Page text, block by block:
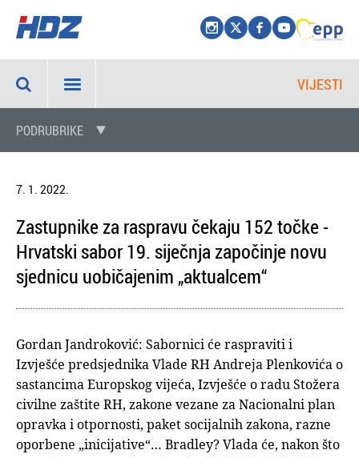
VIJESTI
PODRUBRIKE
7. 1. 2022.
Zastupnike za raspravu čekaju 152 točke -
Hrvatski sabor 19. siječnja započinje novu
sjednicu uobičajenim „aktualcem“
Gordan Jandroković: Sabornici će raspraviti i
Izvješće predsjednika Vlade RH Andreja Plenkovića o
sastancima Europskog vijeća, Izvješće o radu Stožera
civilne zaštite RH, zakone vezane za Nacionalni plan
opravka i otpornosti, paket socijalnih zakona, razne
oporbene „inicijative“… Bradley? Vlada će, nakon što